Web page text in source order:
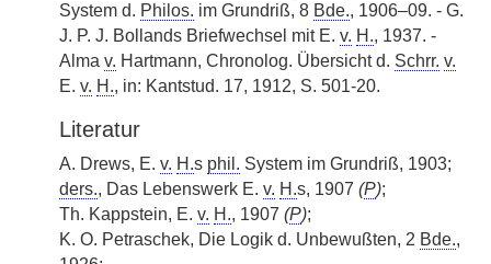
System d. Philos. im Grundriß, 8 Bde., 1906–09. - G.
J. P. J. Bollands Briefwechsel mit E. v. H., 1937. -
Alma v. Hartmann, Chronolog. Übersicht d. Schrr. v.
E. v. H., in: Kantstud. 17, 1912, S. 501-20.
Literatur
A. Drews, E. v. H.s phil. System im Grundriß, 1903;
ders., Das Lebenswerk E. v. H.s, 1907 (P);
Th. Kappstein, E. v. H., 1907 (P);
K. O. Petraschek, Die Logik d. Unbewußten, 2 Bde.,